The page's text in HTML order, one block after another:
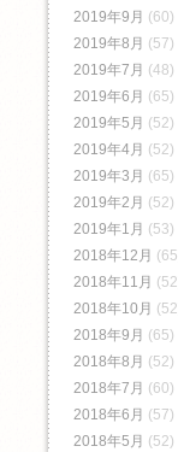
2019年9月 (60)
2019年8月 (57)
2019年7月 (48)
2019年6月 (65)
2019年5月 (52)
2019年4月 (52)
2019年3月 (65)
2019年2月 (52)
2019年1月 (53)
2018年12月
2018年11月
2018年10月
2018年9月 (65)
2018年8月 (52)
2018年7月 (60)
2018年6月 (57)
2018年5月 (52)